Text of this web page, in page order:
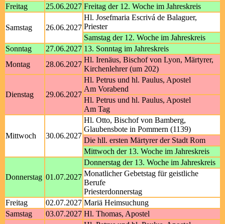
Freitag
25.06.2027 Freitag der 12. Woche im Jahreskreis
Samstag 26.06.2027
Hl. Josefmaria Escrivá de Balaguer,
Priester
Samstag der 12. Woche im Jahreskreis
Sonntag
27.06.2027 13. Sonntag im Jahreskreis
Montag
28.06.2027
Hl. Irenäus, Bischof von Lyon, Märtyrer,
Kirchenlehrer (um 202)
Dienstag 29.06.2027
Hl. Petrus und hl. Paulus, Apostel
Am Vorabend
Hl. Petrus und hl. Paulus, Apostel
Am Tag
Mittwoch 30.06.2027
Hl. Otto, Bischof von Bamberg,
Glaubensbote in Pommern (1139)
Die hll. ersten Märtyrer der Stadt Rom
Mittwoch der 13. Woche im Jahreskreis
Donnerstag 01.07.2027
Donnerstag der 13. Woche im Jahreskreis
Monatlicher Gebetstag für geistliche
Berufe
Priesterdonnerstag
Freitag
02.07.2027 Mariä Heimsuchung
Samstag
03.07.2027 Hl. Thomas, Apostel